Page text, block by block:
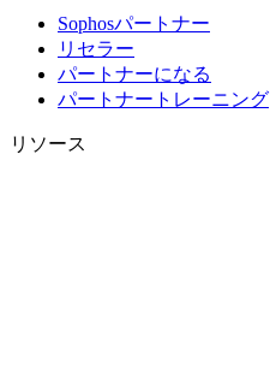
Sophosパートナー
リセラー
パートナーになる
パートナートレーニング
リソース